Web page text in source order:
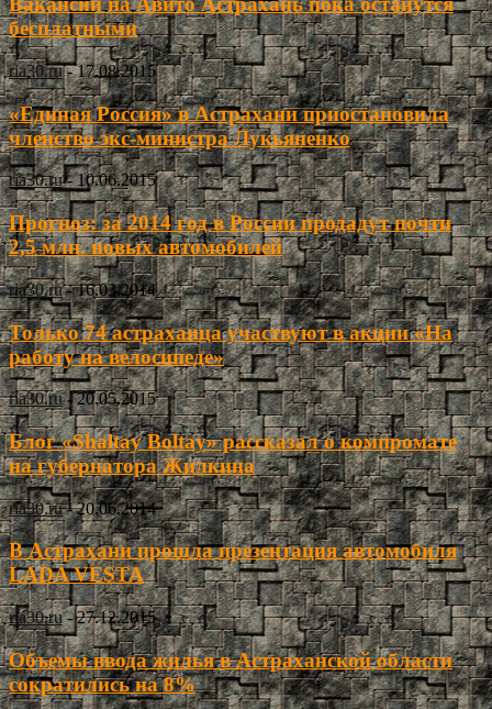
бесплатными
ria30.ru - 17.08.2015
«Единая Россия» в Астрахани приостановила
членство экс-министра Лукьяненко
ria30.ru - 10.06.2015
Прогноз: за 2014 год в России продадут почти
2,5 млн. новых автомобилей
ria30.ru - 16.03.2014
Только 74 астраханца участвуют в акции «На
работу на велосипеде»
ria30.ru - 20.05.2015
Блог «Shaltay Boltay» рассказал о компромате
на губернатора Жилкина
ria30.ru - 20.06.2014
В Астрахани прошла презентация автомобиля
LADA VESTA
ria30.ru - 27.12.2015
Объемы ввода жилья в Астраханской области
сократились на 8%